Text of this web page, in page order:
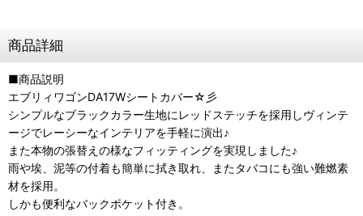
商品詳細
■商品説明
エブリィワゴンDA17Wシートカバー☆彡
シンプルなブラックカラー生地にレッドステッチを採用しヴィンテ
ージでレーシーなインテリアを手軽に演出♪
また本物の張替えの様なフィッティングを実現しました♪
雨や埃、泥等の付着も簡単に拭き取れ、またタバコにも強い難燃素
材を採用。
しかも便利なバックポケット付き。